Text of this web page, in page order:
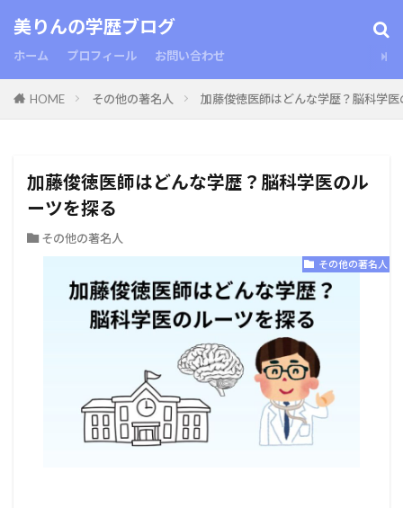
美りんの学歴ブログ
ホーム プロフィール お問い合わせ
HOME その他の著名人 加藤俊徳医師はどんな学歴？脳科学
加藤俊徳医師はどんな学歴？脳科学医のル
ーツを探る
その他の著名人
その他の著名人